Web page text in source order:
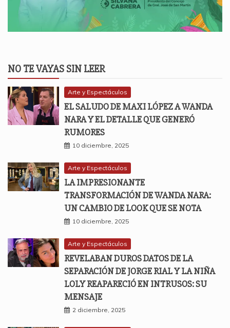
NO TE VAYAS SIN LEER
Arte y Espectáculos
EL SALUDO DE MAXI LÓPEZ A WANDA
NARA Y EL DETALLE QUE GENERÓ
RUMORES
10 diciembre, 2025
Arte y Espectáculos
LA IMPRESIONANTE
TRANSFORMACIÓN DE WANDA NARA:
UN CAMBIO DE LOOK QUE SE NOTA
10 diciembre, 2025
Arte y Espectáculos
REVELABAN DUROS DATOS DE LA
SEPARACIÓN DE JORGE RIAL Y LA NIÑA
LOLY REAPARECIÓ EN INTRUSOS: SU
MENSAJE
2 diciembre, 2025